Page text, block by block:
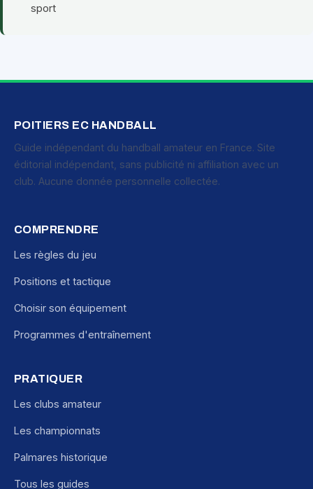
sport
POITIERS EC HANDBALL
Guide indépendant du handball amateur en France. Site
éditorial indépendant, sans publicité ni affiliation avec un
club. Aucune donnée personnelle collectée.
COMPRENDRE
Les règles du jeu
Positions et tactique
Choisir son équipement
Programmes d'entraînement
PRATIQUER
Les clubs amateur
Les championnats
Palmares historique
Tous les guides